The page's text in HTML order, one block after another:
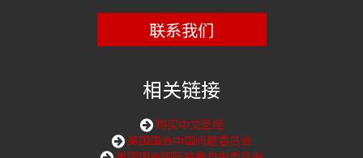
联系我们
相关链接
购买中文圣经
美国国会中国问题委员会